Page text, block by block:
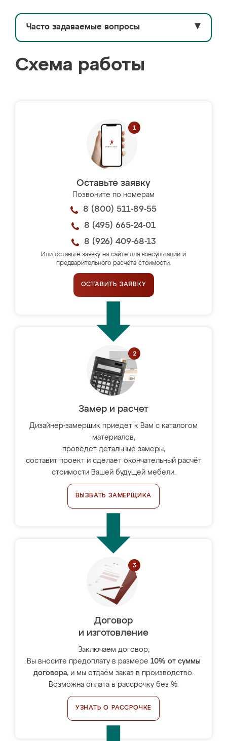
Часто задаваемые вопросы ▼
Схема работы
Оставьте заявку
Позвоните по номерам
8 (800) 511-89-55
8 (495) 665-24-01
8 (926) 409-68-13
Или оставьте заявку на сайте для консультации и
предварительного расчёта стоимости.
ОСТАВИТЬ ЗАЯВКУ
Замер и расчет
Дизайнер-замерщик приедет к Вам с каталогом
материалов,
проведёт детальные замеры,
составит проект и сделает окончательный расчёт
стоимости Вашей будущей мебели.
ВЫЗВАТЬ ЗАМЕРЩИКА
Договор
и изготовление
Заключаем договор,
Вы вносите предоплату в размере 10% от суммы
договора, и мы отдаём заказ в производство.
Возможна оплата в рассрочку без %.
УЗНАТЬ О РАССРОЧКЕ